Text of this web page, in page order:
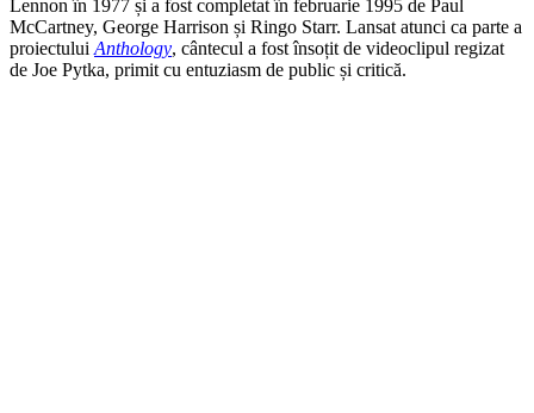
Lennon în 1977 și a fost completat în februarie 1995 de Paul
McCartney, George Harrison și Ringo Starr. Lansat atunci ca parte a
proiectului Anthology, cântecul a fost însoțit de videoclipul regizat
de Joe Pytka, primit cu entuziasm de public și critică.